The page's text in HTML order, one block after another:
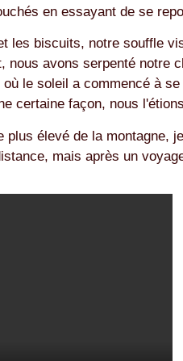
en essayant de se
les biscuits, notre souffle
nous avons serpenté
le soleil a commencé à
certaine façon, nous
élevé de la montagne,
mais après un